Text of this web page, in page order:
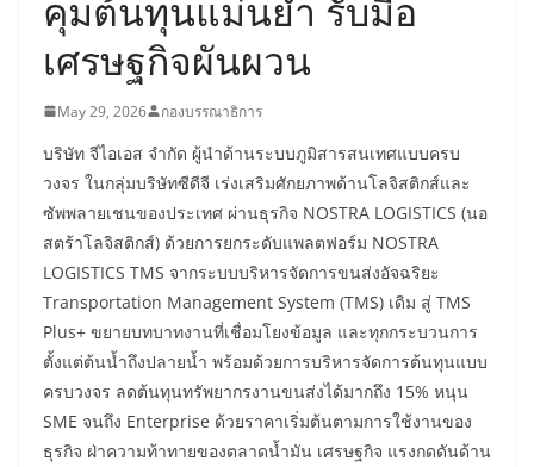
คุมต้นทุนแม่นยำ รับมือ
เศรษฐกิจผันผวน
May 29, 2026 กองบรรณาธิการ
บริษัท จีไอเอส จำกัด ผู้นำด้านระบบภูมิสารสนเทศแบบครบ
วงจร ในกลุ่มบริษัทซีดีจี เร่งเสริมศักยภาพด้านโลจิสติกส์และ
ซัพพลายเชนของประเทศ ผ่านธุรกิจ NOSTRA LOGISTICS (นอ
สตร้าโลจิสติกส์) ด้วยการยกระดับแพลตฟอร์ม NOSTRA
LOGISTICS TMS จากระบบบริหารจัดการขนส่งอัจฉริยะ
Transportation Management System (TMS) เดิม สู่ TMS
Plus+ ขยายบทบาทงานที่เชื่อมโยงข้อมูล และทุกกระบวนการ
ตั้งแต่ต้นน้ำถึงปลายน้ำ พร้อมด้วยการบริหารจัดการต้นทุนแบบ
ครบวงจร ลดต้นทุนทรัพยากรงานขนส่งได้มากถึง 15% หนุน
SME จนถึง Enterprise ด้วยราคาเริ่มต้นตามการใช้งานของ
ธุรกิจ ฝ่าความท้าทายของตลาดน้ำมัน เศรษฐกิจ แรงกดดันด้าน